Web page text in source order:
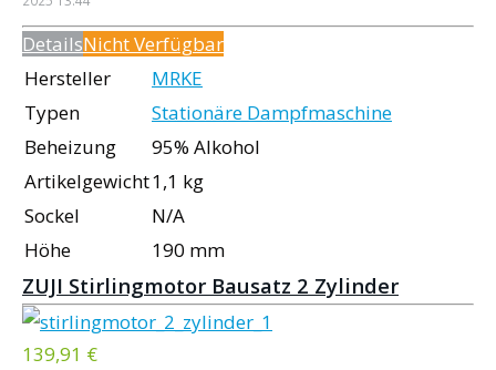
DetailsNicht Verfügbar
Hersteller
MRKE
Typen
Stationäre Dampfmaschine
Beheizung
95% Alkohol
Artikelgewicht1,1 kg
Sockel
N/A
Höhe
190 mm
ZUJI Stirlingmotor Bausatz 2 Zylinder
139,91 €